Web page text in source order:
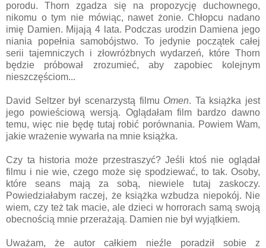
porodu. Thorn zgadza się na propozycję duchownego,
nikomu o tym nie mówiąc, nawet żonie. Chłopcu nadano
imię Damien. Mijają 4 lata. Podczas urodzin Damiena jego
niania popełnia samobójstwo. To jedynie początek całej
serii tajemniczych i złowróżbnych wydarzeń, które Thorn
będzie próbował zrozumieć, aby zapobiec kolejnym
nieszczęściom...
David Seltzer był scenarzystą filmu Omen. Ta książka jest
jego powieściową wersją. Oglądałam film bardzo dawno
temu, więc nie będę tutaj robić porównania. Powiem Wam,
jakie wrażenie wywarła na mnie książka.
Czy ta historia może przestraszyć? Jeśli ktoś nie oglądał
filmu i nie wie, czego może się spodziewać, to tak. Osoby,
które seans mają za sobą, niewiele tutaj zaskoczy.
Powiedziałabym raczej, że książka wzbudza niepokój. Nie
wiem, czy też tak macie, ale dzieci w horrorach samą swoją
obecnością mnie przerażają. Damien nie był wyjątkiem.
Uważam, że autor całkiem nieźle poradził sobie z